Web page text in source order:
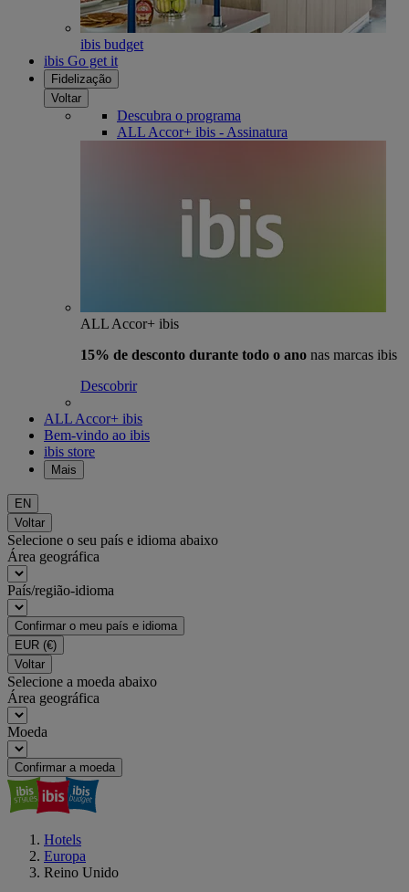
ibis budget
ibis Go get it
Fidelização
Voltar
Descubra o programa
ALL Accor+ ibis - Assinatura
ALL Accor+ ibis
15% de desconto durante todo o ano nas marcas ibis
Descobrir
ALL Accor+ ibis
Bem-vindo ao ibis
ibis store
Mais
EN
Voltar
Selecione o seu país e idioma abaixo
Área geográfica
País/região-idioma
Confirmar o meu país e idioma
EUR (€)
Voltar
Selecione a moeda abaixo
Área geográfica
Moeda
Confirmar a moeda
Hotels
Europa
Reino Unido